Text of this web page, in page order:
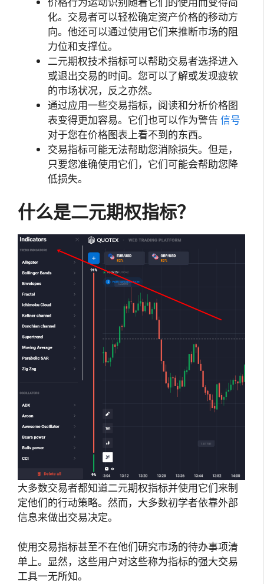
化。交易者可以轻松确定资产价格的移动方
向。他还可以通过使用它们来推断市场的阻
力位和支撑位。
二元期权技术指标可以帮助交易者选择进入
或退出交易的时间。您可以了解或发现疲软
的市场状况，反之亦然。
通过应用一些交易指标，阅读和分析价格图
表变得更加容易。它们也可以作为警告 信号
对于您在价格图表上看不到的东西。
交易指标可能无法帮助您消除损失。但是，
只要您准确使用它们，它们可能会帮助您降
低损失。
什么是二元期权指标？
大多数交易者都知道二元期权指标并使用它们来制
定他们的行动策略。然而，大多数初学者依靠外部
信息来做出交易决定。
使用交易指标甚至不在他们研究市场的待办事项清
单上。显然，这些用户对这些称为指标的强大交易
工具一无所知。